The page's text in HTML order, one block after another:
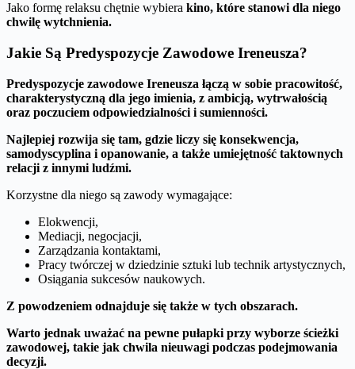
Jako formę relaksu chętnie wybiera kino, które stanowi dla niego
chwilę wytchnienia.
Jakie Są Predyspozycje Zawodowe Ireneusza?
Predyspozycje zawodowe Ireneusza łączą w sobie pracowitość,
charakterystyczną dla jego imienia, z ambicją, wytrwałością
oraz poczuciem odpowiedzialności i sumienności.
Najlepiej rozwija się tam, gdzie liczy się konsekwencja,
samodyscyplina i opanowanie, a także umiejętność taktownych
relacji z innymi ludźmi.
Korzystne dla niego są zawody wymagające:
Elokwencji,
Mediacji, negocjacji,
Zarządzania kontaktami,
Pracy twórczej w dziedzinie sztuki lub technik artystycznych,
Osiągania sukcesów naukowych.
Z powodzeniem odnajduje się także w tych obszarach.
Warto jednak uważać na pewne pułapki przy wyborze ścieżki
zawodowej, takie jak chwila nieuwagi podczas podejmowania
decyzji.